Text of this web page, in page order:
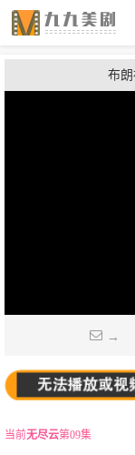
布
→
当前无尽云第09集